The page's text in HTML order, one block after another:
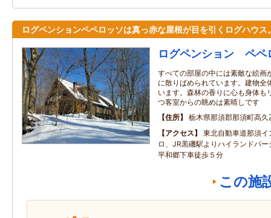
ログペンションペペロッソは真っ赤な屋根が目を引くログハウス
ログペンション ペペ
すべての部屋の中には素敵な絵画
に散りばめられています。建物全
います。森林の香りに心も身体も
つ客室からの眺めは素晴しです
住所
栃木県那須郡那須町高
アクセス
東北自動車道那須
ロ、JR黒磯駅よりハイランドパ
平和郷下車徒歩５分
この施